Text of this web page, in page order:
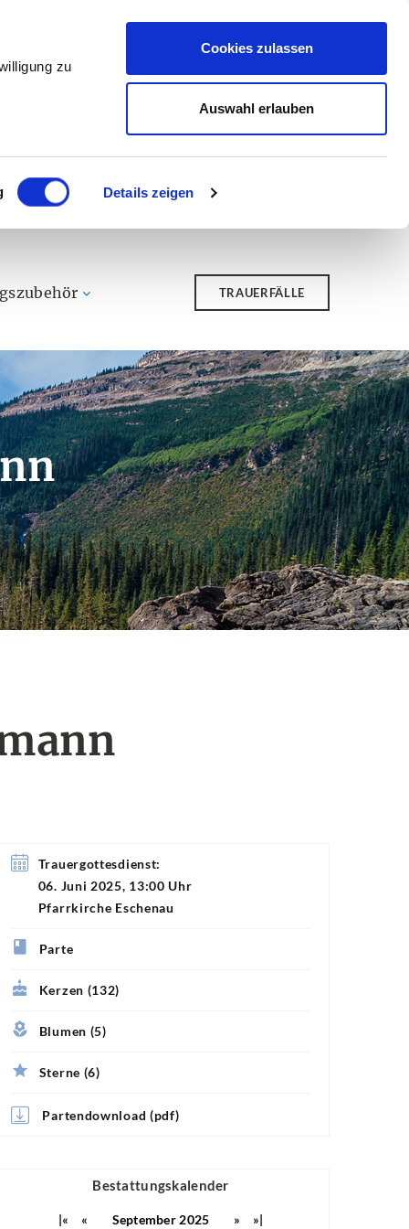
zu
Details zeigen
Cookies zulassen
Auswahl erlauben
TRAUERFÄLLE
Trauergottesdienst:
06. Juni 2025, 13:00 Uhr
Pfarrkirche Eschenau
Parte
Kerzen (132)
Blumen (5)
Sterne (6)
Partendownload (pdf)
Bestattungskalender
|« « September 2025 » »|